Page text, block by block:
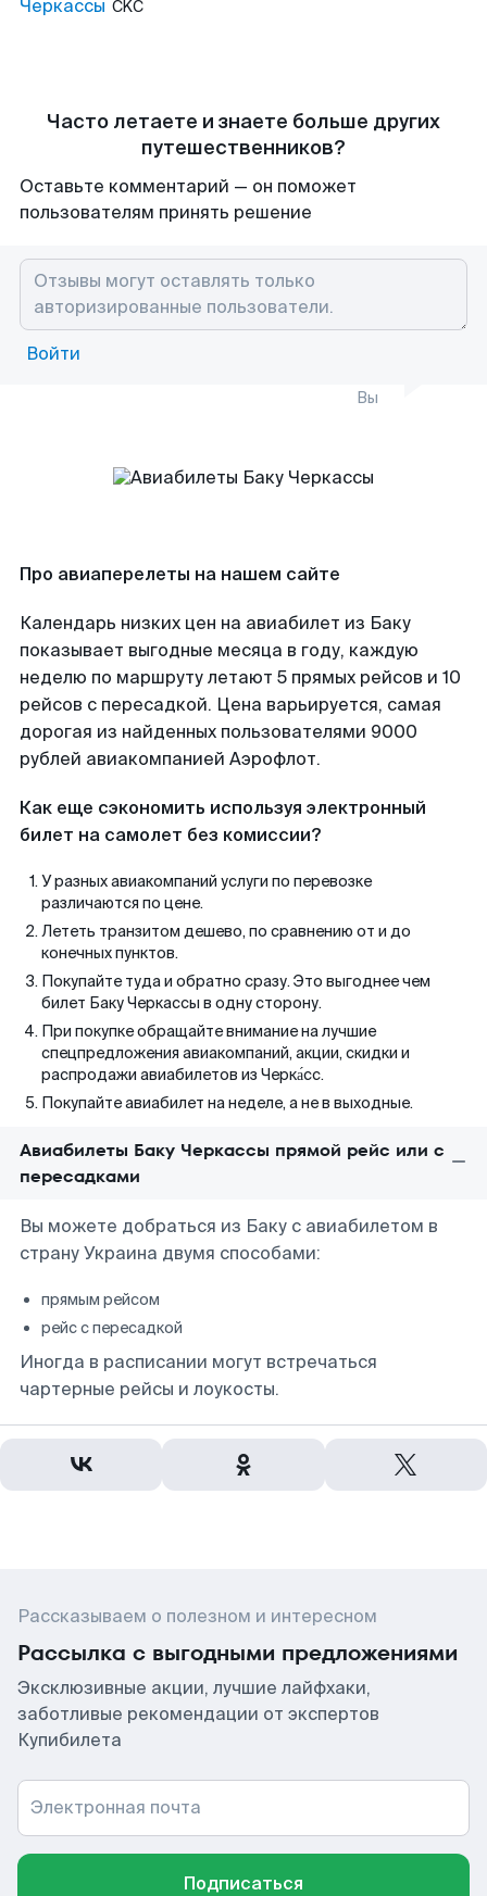
Черкассы CKC
Часто летаете и знаете больше других
путешественников?
Оставьте комментарий — он поможет
пользователям принять решение
Войти
Вы
Про авиаперелеты на нашем сайте
Календарь низких цен на авиабилет из Баку
показывает выгодные месяца в году, каждую
неделю по маршруту летают 5 прямых рейсов и 10
рейсов с пересадкой. Цена варьируется, самая
дорогая из найденных пользователями 9000
рублей авиакомпанией Аэрофлот.
Как еще сэкономить используя электронный
билет на самолет без комиссии?
У разных авиакомпаний услуги по перевозке
различаются по цене.
Лететь транзитом дешево, по сравнению от и до
конечных пунктов.
Покупайте туда и обратно сразу. Это выгоднее чем
билет Баку Черкассы в одну сторону.
При покупке обращайте внимание на лучшие
спецпредложения авиакомпаний, акции, скидки и
распродажи авиабилетов из Черка́сс.
Покупайте авиабилет на неделе, а не в выходные.
Авиабилеты Баку Черкассы прямой рейс или с
пересадками
Вы можете добраться из Баку с авиабилетом в
страну Украина двумя способами:
прямым рейсом
рейс с пересадкой
Иногда в расписании могут встречаться
чартерные рейсы и лоукосты.
Рассказываем о полезном и интересном
Рассылка с выгодными предложениями
Эксклюзивные акции, лучшие лайфхаки,
заботливые рекомендации от экспертов
Купибилета
Электронная почта
Подписаться